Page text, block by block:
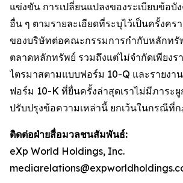
แข่งขัน การเปลี่ยนแปลงของระเบียบข้อบั
อื่น ๆ ตามรายละเอียดที่ระบุไว้เป็นครั้งค
ของบริษัทต่อคณะกรรมการกำกับหลักทรั
ตลาดหลักทรัพย์ รวมถึงแต่ไม่จำกัดเพียงร
ไตรมาสตามแบบฟอร์ม 10-Q และรายงา
ฟอร์ม 10-K ที่ยื่นครั้งล่าสุดเราไม่มีภาระ
ปรับปรุงข้อความเหล่านี้ ยกเว้นในกรณีที่
ติดต่อฝ่ายสื่อมวลชนสัมพันธ์:
eXp World Holdings, Inc.